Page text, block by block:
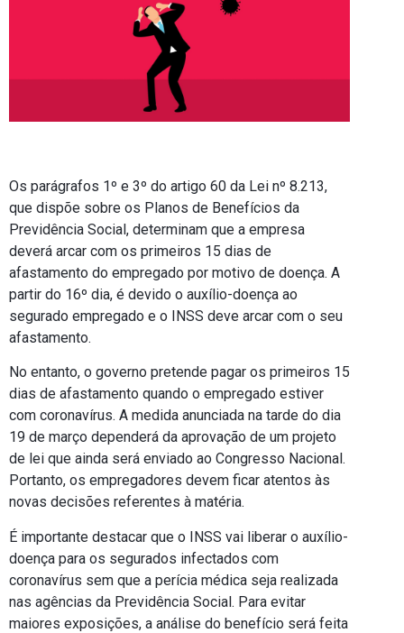
Os parágrafos 1º e 3º do artigo 60 da Lei nº 8.213,
que dispõe sobre os Planos de Benefícios da
Previdência Social, determinam que a empresa
deverá arcar com os primeiros 15 dias de
afastamento do empregado por motivo de doença. A
partir do 16º dia, é devido o auxílio-doença ao
segurado empregado e o INSS deve arcar com o seu
afastamento.
No entanto, o governo pretende pagar os primeiros 15
dias de afastamento quando o empregado estiver
com coronavírus. A medida anunciada na tarde do dia
19 de março dependerá da aprovação de um projeto
de lei que ainda será enviado ao Congresso Nacional.
Portanto, os empregadores devem ficar atentos às
novas decisões referentes à matéria.
É importante destacar que o INSS vai liberar o auxílio-
doença para os segurados infectados com
coronavírus sem que a perícia médica seja realizada
nas agências da Previdência Social. Para evitar
maiores exposições, a análise do benefício será feita